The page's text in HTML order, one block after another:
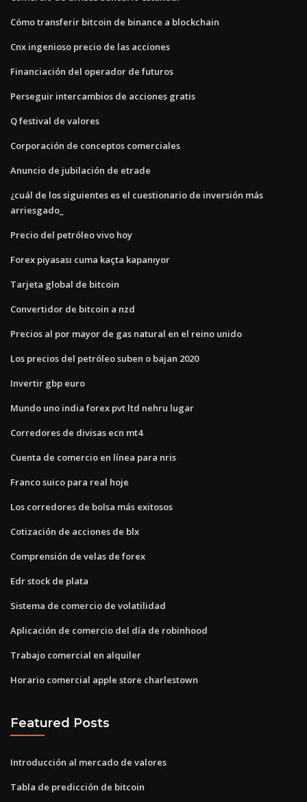
Cómo transferir bitcoin de binance a blockchain
Cnx ingenioso precio de las acciones
Financiación del operador de futuros
Perseguir intercambios de acciones gratis
Q festival de valores
Corporación de conceptos comerciales
Anuncio de jubilación de etrade
¿cuál de los siguientes es el cuestionario de inversión más
arriesgado_
Precio del petróleo vivo hoy
Forex piyasası cuma kaçta kapanıyor
Tarjeta global de bitcoin
Convertidor de bitcoin a nzd
Precios al por mayor de gas natural en el reino unido
Los precios del petróleo suben o bajan 2020
Invertir gbp euro
Mundo uno india forex pvt ltd nehru lugar
Corredores de divisas ecn mt4
Cuenta de comercio en línea para nris
Franco suico para real hoje
Los corredores de bolsa más exitosos
Cotización de acciones de blx
Comprensión de velas de forex
Edr stock de plata
Sistema de comercio de volatilidad
Aplicación de comercio del día de robinhood
Trabajo comercial en alquiler
Horario comercial apple store charlestown
Featured Posts
Introducción al mercado de valores
Tabla de predicción de bitcoin